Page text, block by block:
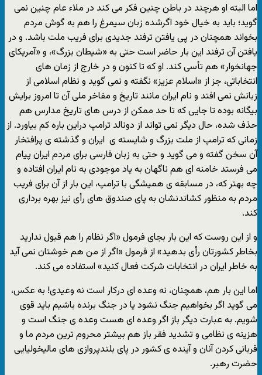
اما البته او هرچند در باطن چنین فکر می کند در ملاء عام چنین نمی
گوید؛ باید به خیال خود اگرشده زبان سیمرغ را هم به گوش مردم
بخواند همچنان در پی یافتن ترفند جدیدی برای فریب ملت باشد. و در
یافتن آن ترفند این بار حاضر است حتی به «شیطان بزرگ»، و «آمریکای
جهانخوار» هم تأسی کند. او که تا کنون و در خارج از زمان های
انتخاباتی، جز از «اسلام عزیز» نگفته و نمی گوید و نظام اسلامی از
زبانش نمی افتد و نام ایران مانند تاریخ و مفاخر ملی آن تا امروز برایش
بیگانه بوده تا جایی که تا حد ممکن از درس های تاریخ مدارس هم
حذف شده، حال دیگر نمی تواند از دونالد ترامپ دراین باره کم بیاورد. از
زمانی که ترامپ از ملت بزرگ و شایسته ی ایران و گذشته ی پرافتخار
آن سخن گفته و می گوید و حتی به زبان فارسی برای مردم ایران پیام
می فرستد خامنه ای هم ناگهان به یاد موجودی به نام ایران افتاده و
چه بهتر که، در مسابقه ی همیشگی با ترامپ، این بار از آن برای فریب
مردم به منظور کشاندنشان به پای صندوق های رأی نیز بهره برداری
کند.
و از این روست که این بار بجای فرمول «اگر نظام را هم قبول ندارید
بخاطر کشورتان رأی بدهید» از فرمول «اگر از من هم خوشتان نمی آید
به خاطر ایران در انتخابات شرکت فعال کنید» استفاده می کند.
اما این بار هم، همچنان، نه وعده ای درکار است نه وعیدی! به عکس،
می گوید اگر بخواهیم جنگ نشود یا در جنگ برنده باشیم باید قوی
شویم. به عبارت دیگر باز اگر وعده ای هست وعده ی جنگ است و
هزینه ی نظامی و تشدید فقر باز هم بیشتر محروم ترین مردم ما و
قربانی کردن آنان و آینده ی کشور در پای بلندپروازی های مالیخولیایی
حضرت رهبر.